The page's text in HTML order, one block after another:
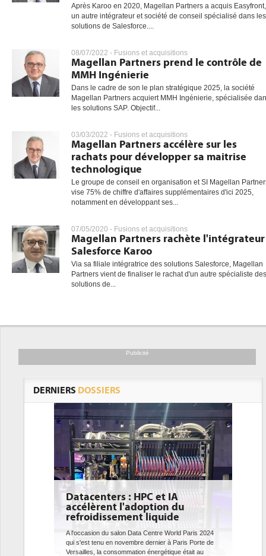
Après Karoo en 2020, Magellan Partners a acquis Easyfront,
un autre intégrateur et société de conseil spécialisé dans les
solutions de Salesforce....
08/07/2022 - Fusions et acquisitions
Magellan Partners prend le contrôle de
MMH Ingénierie
Dans le cadre de son le plan stratégique 2025, la société
Magellan Partners acquiert MMH Ingénierie, spécialisée
les solutions SAP. Objectif...
03/03/2022 - Fusions et acquisitions
Magellan Partners accélère sur les
rachats pour développer sa maitrise
technologique
Le groupe de conseil en organisation et SI Magellan
vise 75% de chiffre d'affaires supplémentaires d'ici 2025,
notamment en développant ses...
07/05/2020 - Fusions et acquisitions
Magellan Partners rachète l'intégrateur
Salesforce Karoo
Via sa filiale intégratrice des solutions Salesforce, Magellan
Partners vient de finaliser le rachat d'un autre spécialiste des
solutions de...
Publicité
DERNIERS DOSSIERS
Datacenters : HPC et IA
accélèrent l'adoption du
refroidissement liquide
A l'occasion du salon Data Centre World Paris 2024
qui s'est tenu en novembre dernier à Paris Porte de
Versailles, la consommation énergétique était au